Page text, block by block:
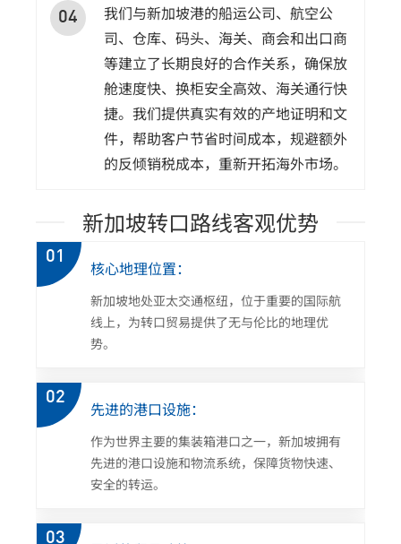
04
我们与新加坡港的船运公司、航空公
司、仓库、码头、海关、商会和出口商
等建立了长期良好的合作关系，确保放
舱速度快、换柜安全高效、海关通行快
捷。我们提供真实有效的产地证明和文
件，帮助客户节省时间成本，规避额外
的反倾销税成本，重新开拓海外市场。
新加坡转口路线客观优势
01 核心地理位置：
新加坡地处亚太交通枢纽，位于重要的国际航
线上，为转口贸易提供了无与伦比的地理优
势。
02 先进的港口设施：
作为世界主要的集装箱港口之一，新加坡拥有
先进的港口设施和物流系统，保障货物快速、
安全的转运。
03